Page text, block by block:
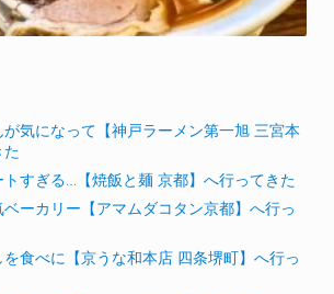
が気になって【神戸ラーメン第一旭 三宮本
た
トすぎる…【焼飯と麺 京都】へ行ってきた
ーカリー【アマムダコタン京都】へ行っ
食べに【京うな和本店 四条堺町】へ行っ